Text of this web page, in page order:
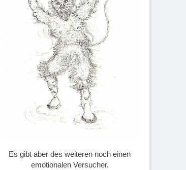
Es gibt aber des weiteren noch einen
­emotionalen Versucher.